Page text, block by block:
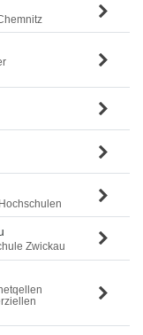
Zwickau